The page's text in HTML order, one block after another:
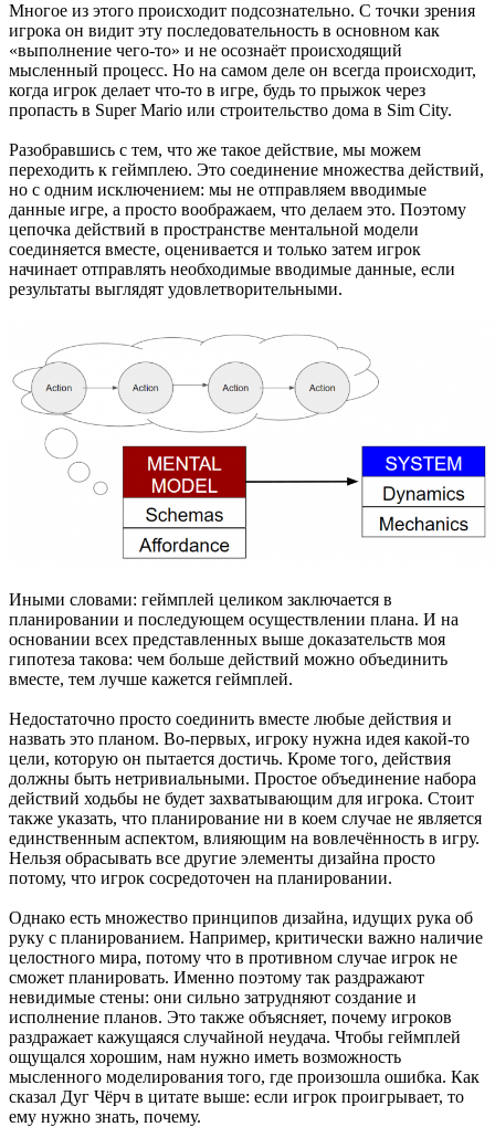
Многое из этого происходит подсознательно. С точки зрения
игрока он видит эту последовательность в основном как
«выполнение чего-то» и не осознаёт происходящий
мысленный процесс. Но на самом деле он всегда происходит,
когда игрок делает что-то в игре, будь то прыжок через
пропасть в Super Mario или строительство дома в Sim City.
Разобравшись с тем, что же такое действие, мы можем
переходить к геймплею. Это соединение множества действий,
но с одним исключением: мы не отправляем вводимые
данные игре, а просто воображаем, что делаем это. Поэтому
цепочка действий в пространстве ментальной модели
соединяется вместе, оценивается и только затем игрок
начинает отправлять необходимые вводимые данные, если
результаты выглядят удовлетворительными.
Иными словами: геймплей целиком заключается в
планировании и последующем осуществлении плана. И на
основании всех представленных выше доказательств моя
гипотеза такова: чем больше действий можно объединить
вместе, тем лучше кажется геймплей.
Недостаточно просто соединить вместе любые действия и
назвать это планом. Во-первых, игроку нужна идея какой-то
цели, которую он пытается достичь. Кроме того, действия
должны быть нетривиальными. Простое объединение набора
действий ходьбы не будет захватывающим для игрока. Стоит
также указать, что планирование ни в коем случае не является
единственным аспектом, влияющим на вовлечённость в игру.
Нельзя обрасывать все другие элементы дизайна просто
потому, что игрок сосредоточен на планировании.
Однако есть множество принципов дизайна, идущих рука об
руку с планированием. Например, критически важно наличие
целостного мира, потому что в противном случае игрок не
сможет планировать. Именно поэтому так раздражают
невидимые стены: они сильно затрудняют создание и
исполнение планов. Это также объясняет, почему игроков
раздражает кажущаяся случайной неудача. Чтобы геймплей
ощущался хорошим, нам нужно иметь возможность
мысленного моделирования того, где произошла ошибка. Как
сказал Дуг Чёрч в цитате выше: если игрок проигрывает, то
ему нужно знать, почему.